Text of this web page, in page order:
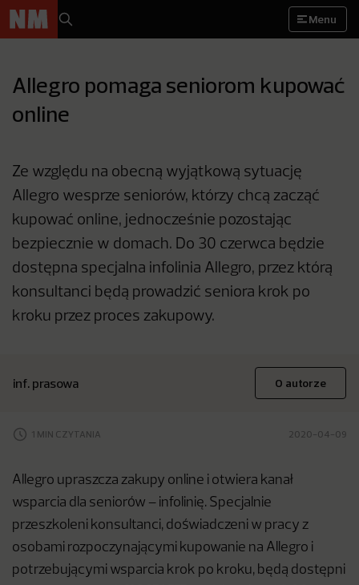
Menu
Allegro pomaga seniorom kupować
online
Ze względu na obecną wyjątkową sytuację
Allegro wesprze seniorów, którzy chcą zacząć
kupować online, jednocześnie pozostając
bezpiecznie w domach. Do 30 czerwca będzie
dostępna specjalna infolinia Allegro, przez którą
konsultanci będą prowadzić seniora krok po
kroku przez proces zakupowy.
inf. prasowa O autorze
1 MIN CZYTANIA 2020-04-09
Allegro upraszcza zakupy online i otwiera kanał
wsparcia dla seniorów – infolinię. Specjalnie
przeszkoleni konsultanci, doświadczeni w pracy z
osobami rozpoczynającymi kupowanie na Allegro i
potrzebującymi wsparcia krok po kroku, będą dostępni